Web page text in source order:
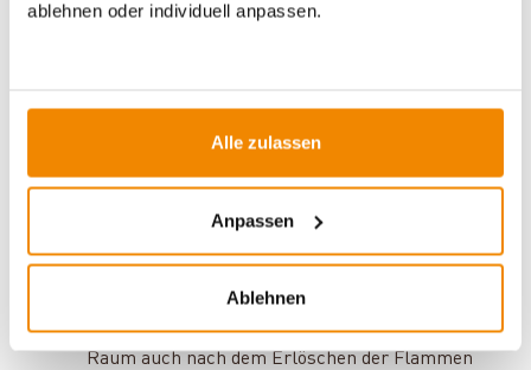
ablehnen oder individuell anpassen.
Alle zulassen
Anpassen
Ablehnen
Naturstein speichert Wärme.
Verbrennungswärme aufnehmen und als
Strahlungswärmeabgeben. So bleibt der
Raum auch nach dem Erlöschen der Flammen